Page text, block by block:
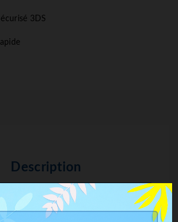
3DS
Description
Du Produit